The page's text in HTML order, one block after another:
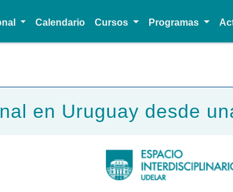
Calendario Cursos Programas
en Uruguay desde